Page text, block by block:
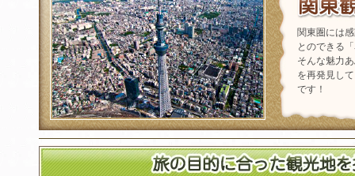
関東圏には
とのできる
そんな魅力
を再発見し
です！